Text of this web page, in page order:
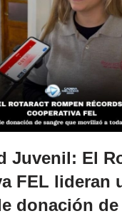
Juvenil: El
FEL lideran
donación